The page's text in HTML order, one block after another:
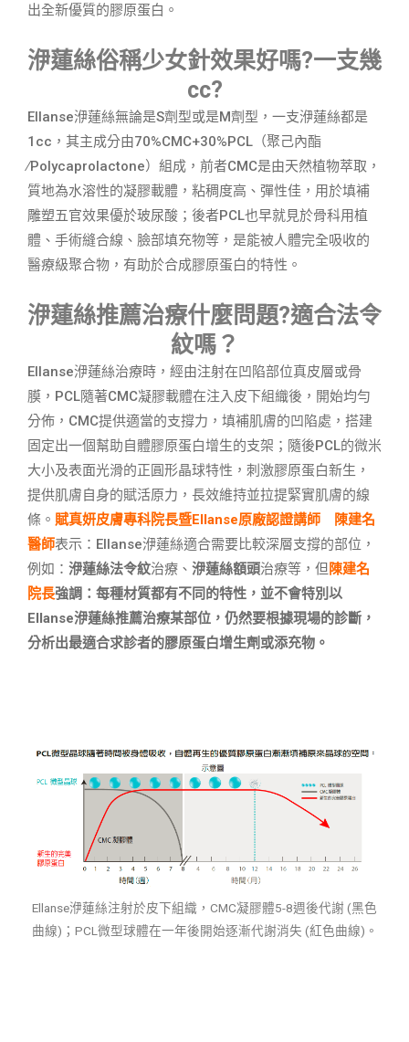
出全新優質的膠原蛋白。
洢蓮絲俗稱少女針效果好嗎?一支幾
cc?
Ellanse洢蓮絲無論是S劑型或是M劑型，一支洢蓮絲都是
1cc，其主成分由70%CMC+30%PCL（聚己內酯
∕Polycaprolactone）組成，前者CMC是由天然植物萃取，
質地為水溶性的凝膠載體，粘稠度高、彈性佳，用於填補
雕塑五官效果優於玻尿酸；後者PCL也早就見於骨科用植
體、手術縫合線、臉部填充物等，是能被人體完全吸收的
醫療級聚合物，有助於合成膠原蛋白的特性。
洢蓮絲推薦治療什麼問題?適合法令
紋嗎？
Ellanse洢蓮絲治療時，經由注射在凹陷部位真皮層或骨
膜，PCL隨著CMC凝膠載體在注入皮下組織後，開始均勻
分佈，CMC提供適當的支撐力，填補肌膚的凹陷處，搭建
固定出一個幫助自體膠原蛋白增生的支架；隨後PCL的微米
大小及表面光滑的正圓形晶球特性，刺激膠原蛋白新生，
提供肌膚自身的賦活原力，長效維持並拉提緊實肌膚的線
條。 賦真妍皮膚專科院長暨Ellanse原廠認證講師 陳建名
醫師表示：Ellanse洢蓮絲適合需要比較深層支撐的部位，
例如： 洢蓮絲法令紋治療、 洢蓮絲額頭治療等，但陳建名
院長強調：每種材質都有不同的特性，並不會特別以
Ellanse洢蓮絲推薦治療某部位，仍然要根據現場的診斷，
分析出最適合求診者的膠原蛋白增生劑或添充物。
Ellanse洢蓮絲注射於皮下組織，CMC凝膠體5-8週後代謝 (黑色
曲線)；PCL微型球體在一年後開始逐漸代謝消失 (紅色曲線)。